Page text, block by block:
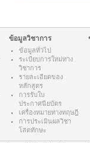
ข้อมูลวิชาการ
ข้อมูลทั่วไป
ระเบียบการใหม่ทาง
วิชาการ
รายละเอียดของ
หลักสูตร
การรับใบ
ประกาศนียบัตร
เครื่องหมายทางทฤษฎี
การประเมินผลวิชา
โสตทักษะ